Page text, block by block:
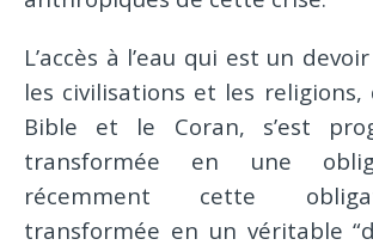
L’accès à l’eau qui est un
les civilisations et les religions,
Bible et le Coran, s’est
transformée en une
récemment cette
transformée en un véritable